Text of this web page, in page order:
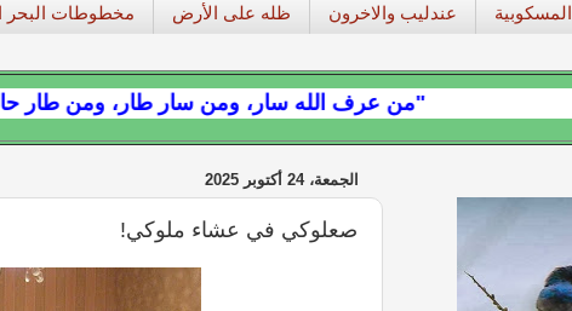
المسكوبية عندليب والاخرون ظله على الأرض مخطوطات البحر
"من عرف الله سار، ومن سار طار، ومن طار حار". عجيل
الجمعة، 24 أكتوبر 2025
صعلوكي في عشاء ملوكي!